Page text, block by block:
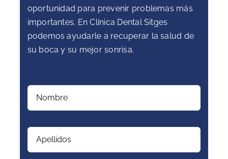
oportunidad para prevenir problemas más
importantes. En Clínica Dental Sitges
podemos ayudarle a recuperar la salud de
su boca y su mejor sonrisa.